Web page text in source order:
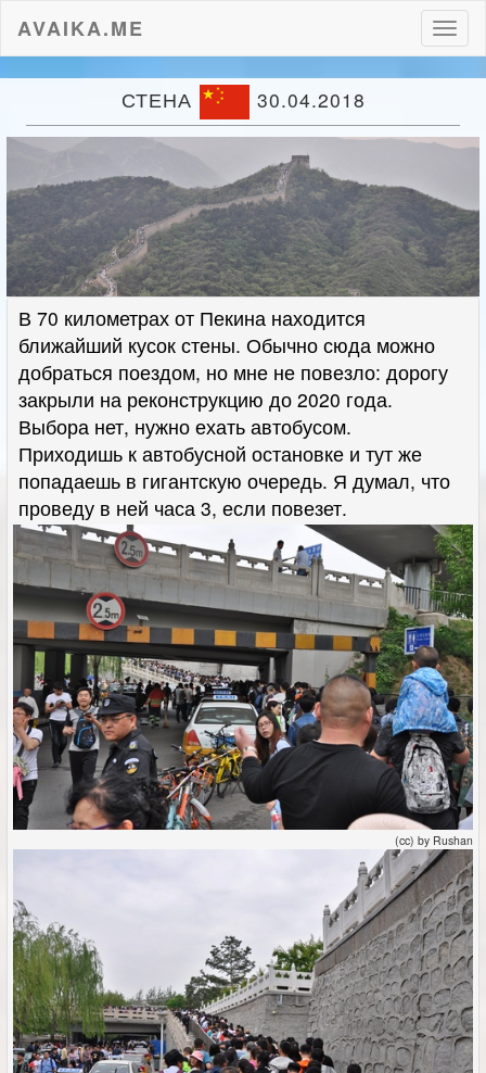
AVAIKA.ME
СТЕНА 30.04.2018
В 70 километрах от Пекина находится
ближайший кусок стены. Обычно сюда можно
добраться поездом, но мне не повезло: дорогу
закрыли на реконструкцию до 2020 года.
Выбора нет, нужно ехать автобусом.
Приходишь к автобусной остановке и тут же
попадаешь в гигантскую очередь. Я думал, что
проведу в ней часа 3, если повезет.
(cc) by Rushan